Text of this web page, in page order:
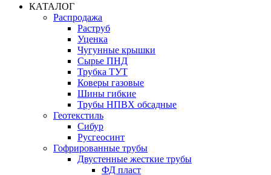
КАТАЛОГ
Распродажа
Раструб
Уценка
Чугунные крышки
Сырье ПНД
Трубка ТУТ
Коверы газовые
Шины гибкие
Трубы НПВХ обсадные
Геотекстиль
Сибур
Русгеосинт
Гофрированные трубы
Двустенные жесткие трубы
ФД пласт